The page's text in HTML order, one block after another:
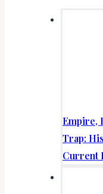
Empire,
Trap:
Current